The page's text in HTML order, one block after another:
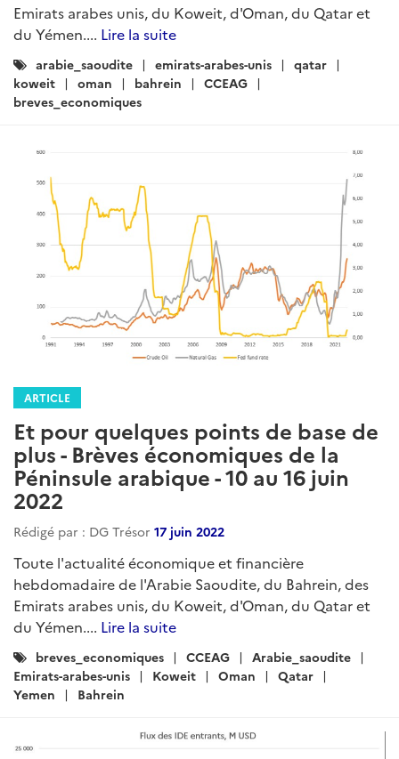
Emirats arabes unis, du Koweit, d'Oman, du Qatar et
du Yémen.... Lire la suite
Catégories
:
arabie_saoudite emirats-arabes-unis
qatar
koweit
oman bahrein
CCEAG
breves_economiques
ARTICLE
Et pour quelques points de base de
plus - Brèves économiques de la
Péninsule arabique - 10 au 16 juin
2022
Rédigé par : DG Trésor 17 juin 2022
Toute l'actualité économique et financière
hebdomadaire de l'Arabie Saoudite, du Bahrein, des
Emirats arabes unis, du Koweit, d'Oman, du Qatar et
du Yémen.... Lire la suite
Catégories
:
breves_economiques CCEAG
Arabie_saoudite
Emirats-arabes-unis
Koweit Oman
Qatar
Yemen
Bahrein